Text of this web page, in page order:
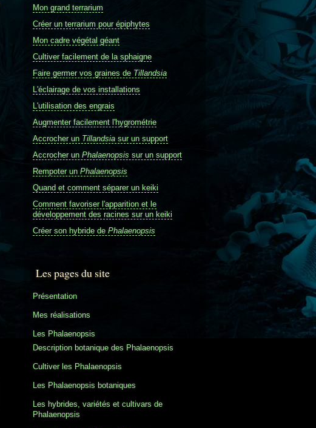
Mon grand terrarium
Créer un terrarium pour épiphytes
Mon cadre végétal géant
Cultiver facilement de la sphaigne
Faire germer vos graines de Tillandsia
L'éclairage de vos installations
L'utilisation des engrais
Augmenter facilement l'hygrométrie
Accrocher un Tillandsia sur un support
Accrocher un Phalaenopsis sur un support
Rempoter un Phalaenopsis
Quand et comment séparer un keiki
Comment favoriser l'apparition et le
développement des racines sur un keiki
Créer son hybride de Phalaenopsis
Les pages du site
Présentation
Mes réalisations
Les Phalaenopsis
Description botanique des Phalaenopsis
Cultiver les Phalaenopsis
Les Phalaenopsis botaniques
Les hybrides, variétés et cultivars de
Phalaenopsis